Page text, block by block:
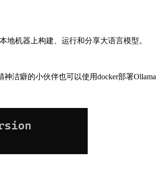
地机器上构建、运行和分享大语言模型。
洁癖的小伙伴也可以使用docker部署Ollama